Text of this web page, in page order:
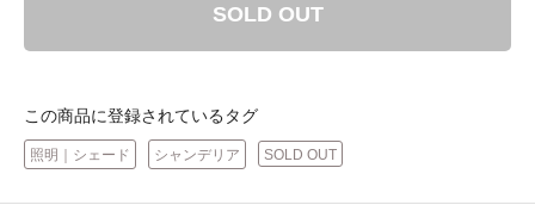
SOLD OUT
この商品に登録されているタグ
照明｜シェード シャンデリア SOLD OUT